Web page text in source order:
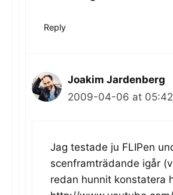
Reply
Joakim Jardenberg
2009-04-06 at 05:42
Jag testade ju FLIPen
scenframträdande igår
redan hunnit konstatera